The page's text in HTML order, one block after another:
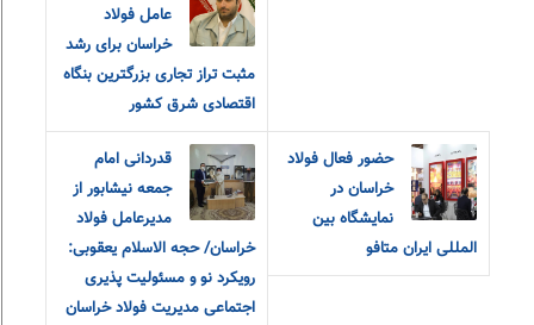
عامل فولاد
خراسان برای رشد
مثبت تراز تجاری بزرگترین بنگاه
اقتصادی شرق کشور
حضور فعال فولاد
خراسان در
نمایشگاه بین
المللی ایران متافو
قدردانی امام
جمعه نیشابور از
مدیرعامل فولاد
خراسان/ حجه الاسلام یعقوبی:
رویکرد نو و مسئولیت پذیری
اجتماعی مدیریت فولاد خراسان